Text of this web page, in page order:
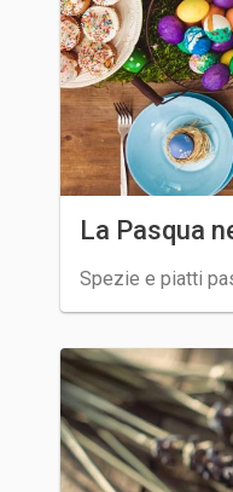
La Pasqua
Spezie e piatti